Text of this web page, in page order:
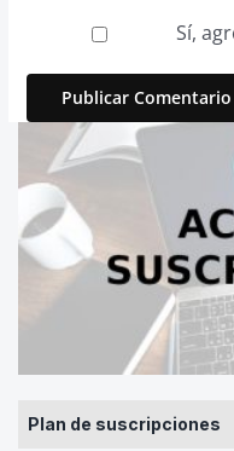
Plan de suscripciones
Sí,